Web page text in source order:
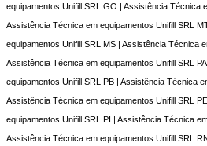
equipamentos Unifill SRL GO | Assistência Técnica
Assistência Técnica em equipamentos Unifill SRL
equipamentos Unifill SRL MS | Assistência Técnica
Assistência Técnica em equipamentos Unifill SRL
equipamentos Unifill SRL PB | Assistência Técnica
Assistência Técnica em equipamentos Unifill SRL
equipamentos Unifill SRL PI | Assistência Técnica
Assistência Técnica em equipamentos Unifill SRL